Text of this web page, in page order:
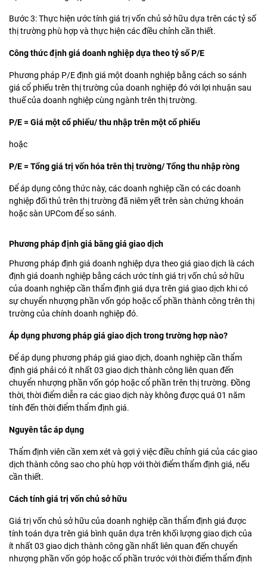
Bước 3: Thực hiện ước tính giá trị vốn chủ sở hữu dựa trên các tỷ số
thị trường phù hợp và thực hiện các điều chỉnh cần thiết.
Công thức định giá doanh nghiệp dựa theo tỷ số P/E
Phương pháp P/E định giá một doanh nghiệp bằng cách so sánh
giá cổ phiếu trên thị trường của doanh nghiệp đó với lợi nhuận sau
thuế của doanh nghiệp cùng ngành trên thị trường.
P/E = Giá một cổ phiếu/ thu nhập trên một cổ phiếu
hoặc
P/E = Tổng giá trị vốn hóa trên thị trường/ Tổng thu nhập ròng
Để áp dụng công thức này, các doanh nghiệp cần có các doanh
nghiệp đối thủ trên thị trường đã niêm yết trên sàn chứng khoán
hoặc sàn UPCom để so sánh.
Phương pháp định giá băng giá giao dịch
Phương pháp định giá doanh nghiệp dựa theo giá giao dịch là cách
định giá doanh nghiệp bằng cách ước tính giá trị vốn chủ sở hữu
của doanh nghiệp cần thẩm định giá dựa trên giá giao dịch khi có
sự chuyển nhượng phần vốn góp hoặc cổ phần thành công trên thị
trường của chính doanh nghiệp đó.
Áp dụng phương pháp giá giao dịch trong trường hợp nào?
Để áp dụng phương pháp giá giao dịch, doanh nghiệp cần thẩm
định giá phải có ít nhất 03 giao dịch thành công liên quan đến
chuyển nhượng phần vốn góp hoặc cổ phần trên thị trường. Đồng
thời, thời điểm diễn ra các giao dịch này không được quá 01 năm
tính đến thời điểm thẩm định giá.
Nguyên tắc áp dụng
Thẩm định viên cần xem xét và gợi ý việc điều chỉnh giá của các giao
dịch thành công sao cho phù hợp với thời điểm thẩm định giá, nếu
cần thiết.
Cách tính giá trị vốn chủ sở hữu
Giá trị vốn chủ sở hữu của doanh nghiệp cần thẩm định giá được
tính toán dựa trên giá bình quân dựa trên khối lượng giao dịch của
ít nhất 03 giao dịch thành công gần nhất liên quan đến chuyển
nhượng phần vốn góp hoặc cổ phần trước với thời điểm thẩm định